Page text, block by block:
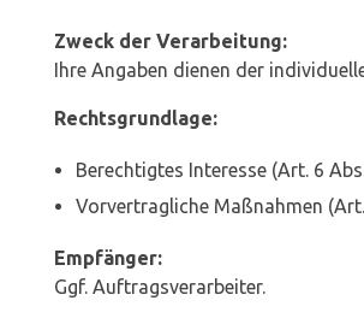
Zweck der Verarbeitung:
Ihre Angaben dienen der
Rechtsgrundlage:
Berechtigtes Interesse (Art. 6
Vorvertragliche Maßnahmen
Empfänger:
Ggf. Auftragsverarbeiter.